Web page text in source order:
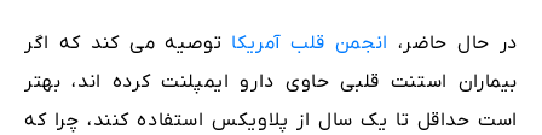
در حال حاضر، انجمن قلب آمریکا توصیه می کند که اگر
بیماران استنت قلبی حاوی دارو ایمپلنت کرده اند، بهتر
است حداقل تا یک سال از پلاویکس استفاده کنند، چرا که